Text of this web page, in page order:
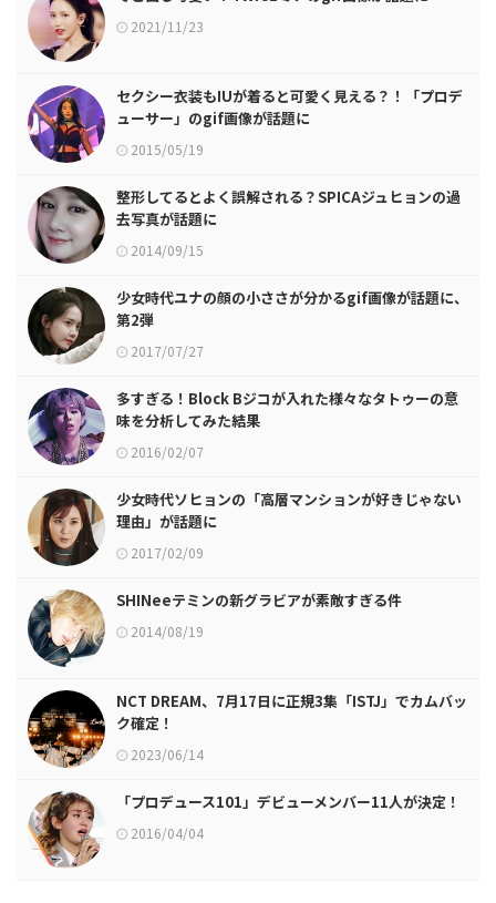
2021/11/23
セクシー衣装もIUが着ると可愛く見える？！「プロデ
ューサー」のgif画像が話題に
2015/05/19
整形してるとよく誤解される？SPICAジュヒョンの過
去写真が話題に
2014/09/15
少女時代ユナの顔の小ささが分かるgif画像が話題に、
第2弾
2017/07/27
多すぎる！Block Bジコが入れた様々なタトゥーの意
味を分析してみた結果
2016/02/07
少女時代ソヒョンの「高層マンションが好きじゃない
理由」が話題に
2017/02/09
SHINeeテミンの新グラビアが素敵すぎる件
2014/08/19
NCT DREAM、7月17日に正規3集「ISTJ」でカムバッ
ク確定！
2023/06/14
「プロデュース101」デビューメンバー11人が決定！
2016/04/04